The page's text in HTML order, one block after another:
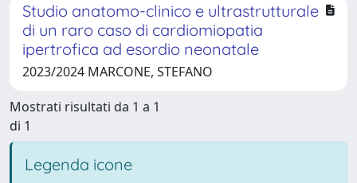
Studio anatomo-clinico e ultrastrutturale
di un raro caso di cardiomiopatia
ipertrofica ad esordio neonatale
2023/2024 MARCONE, STEFANO
Mostrati risultati da 1 a 1
di 1
Legenda icone